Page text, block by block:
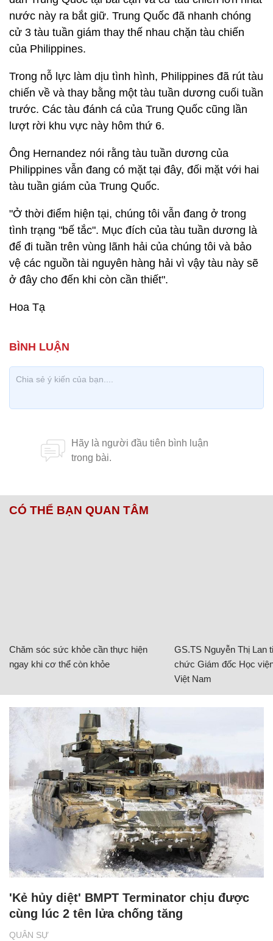
nước này ra bắt giữ. Trung Quốc đã nhanh chóng
cử 3 tàu tuần giám thay thế nhau chặn tàu chiến
của Philippines.
Trong nỗ lực làm dịu tình hình, Philippines đã rút tàu
chiến về và thay bằng một tàu tuần dương cuối tuần
trước. Các tàu đánh cá của Trung Quốc cũng lần
lượt rời khu vực này hôm thứ 6.
Ông Hernandez nói rằng tàu tuần dương của
Philippines vẫn đang có mặt tại đây, đối mặt với hai
tàu tuần giám của Trung Quốc.
"Ở thời điểm hiện tại, chúng tôi vẫn đang ở trong
tình trạng "bế tắc". Mục đích của tàu tuần dương là
để đi tuần trên vùng lãnh hải của chúng tôi và bảo
vệ các nguồn tài nguyên hàng hải vì vậy tàu này sẽ
ở đây cho đến khi còn cần thiết".
Hoa Tạ
CÓ THỂ BẠN QUAN TÂM
Chăm sóc sức khỏe cần thực hiện
ngay khi cơ thể còn khỏe
GS.TS Nguyễn Thị Lan
chức Giám đốc Học
Việt Nam
QUÂN SỰ
'Kẻ hủy diệt' BMPT Terminator chịu được
cùng lúc 2 tên lửa chống tăng